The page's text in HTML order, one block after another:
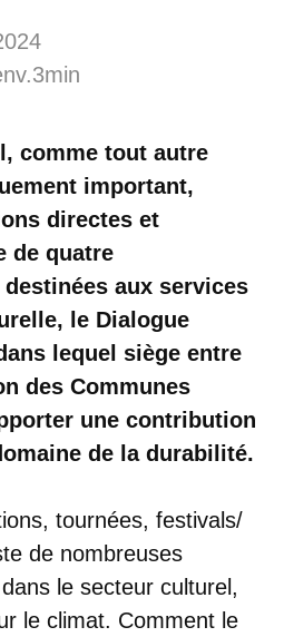
comme tout autre
important,
directes et
de quatre
aux services
le Dialogue
lequel siège entre
des Communes
une contribution
de la durabilité.
tournées, festivals/
de nombreuses
le secteur culturel,
le climat. Comment le